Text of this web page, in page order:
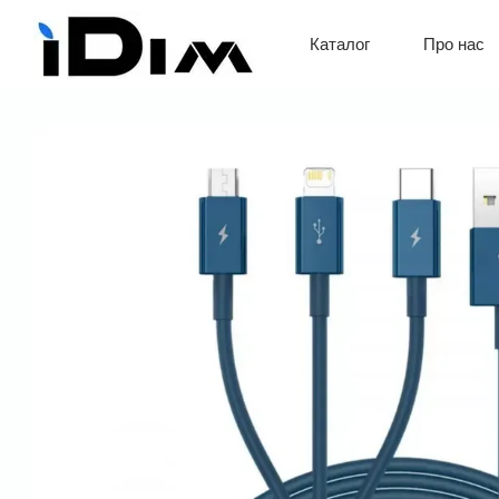
Перейти до основного контенту
Каталог
Про нас